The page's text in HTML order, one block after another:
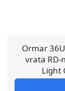
Ormar
vrata RD-
Light